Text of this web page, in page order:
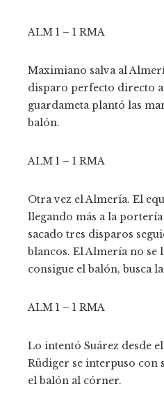
ALM 1 – 1 RMA
Maximiano salva al
disparo perfecto directo
guardameta plantó las
balón.
ALM 1 – 1 RMA
Otra vez el Almería. El
llegando más a la
sacado tres disparos
blancos. El Almería no se
consigue el balón, busca
ALM 1 – 1 RMA
Lo intentó Suárez desde
Rüdiger se interpuso con
el balón al córner.